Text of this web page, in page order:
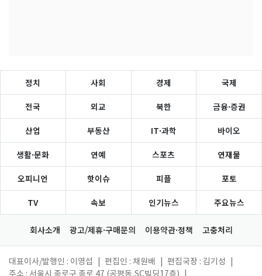
정치 사회 경제 국제
전국 외교 북한 금융·증권
산업 부동산 IT·과학 바이오
생활·문화 연예 스포츠 연재물
오피니언 핫이슈 피플 포토
TV 속보 인기뉴스 주요뉴스
회사소개 광고/제휴·구매문의 이용약관·정책 고충처리
대표이사/발행인 : 이영섭 편집인 : 채원배 편집국장 : 김기성
주소 : 서울시 종로구 종로 47 (공평동,SC빌딩17층)